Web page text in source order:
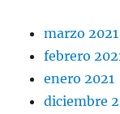
marzo 2021
febrero
enero 2021
diciembre